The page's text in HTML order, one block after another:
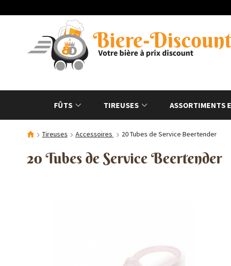
FÛTS TIREUSES ASSORTIMENTS
Tireuses Accessoires 20 Tubes de Service Beertender
20 Tubes de Service Beertender